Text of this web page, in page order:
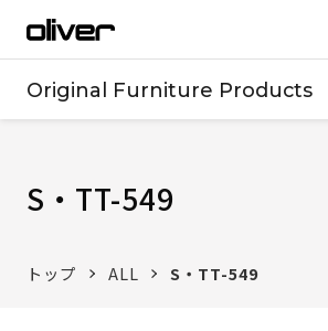
Original Furniture Products
S・TT-549
トップ ALL S・TT-549